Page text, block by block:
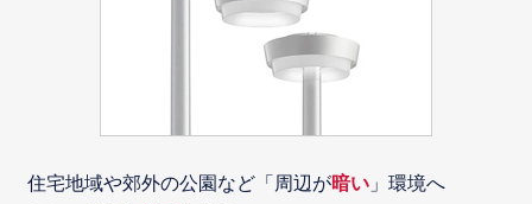
住宅地域や郊外の公園など「周辺が暗い 」環境へ